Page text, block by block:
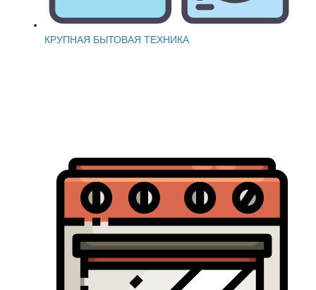
КРУПНАЯ БЫТОВАЯ ТЕХНИКА